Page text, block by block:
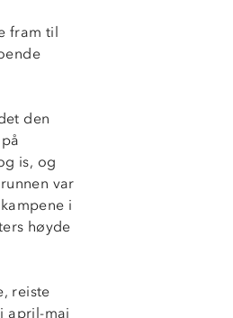
fram til
den
is, og
var
i
høyde
reiste
april-mai